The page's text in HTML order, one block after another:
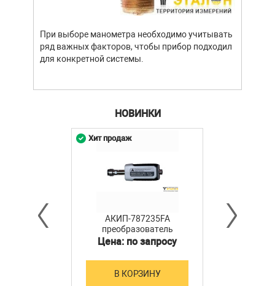
При выборе манометра необходимо учитывать
ряд важных факторов, чтобы прибор подходил
для конкретной системы.
НОВИНКИ
АКИП-787235FA
преобразователь
мощности
Цена: по запросу
В КОРЗИНУ
Хит продаж